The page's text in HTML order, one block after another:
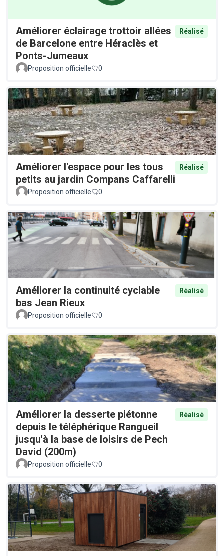
Améliorer éclairage trottoir allées
de Barcelone entre Héraclès et
Ponts-Jumeaux
Réalisé
Proposition officielle 0
Améliorer l'espace pour les tous
petits au jardin Compans Caffarelli
Réalisé
Proposition officielle 0
Améliorer la continuité cyclable
bas Jean Rieux
Réalisé
Proposition officielle 0
Améliorer la desserte piétonne
depuis le téléphérique Rangueil
jusqu'à la base de loisirs de Pech
David (200m)
Réalisé
Proposition officielle 0